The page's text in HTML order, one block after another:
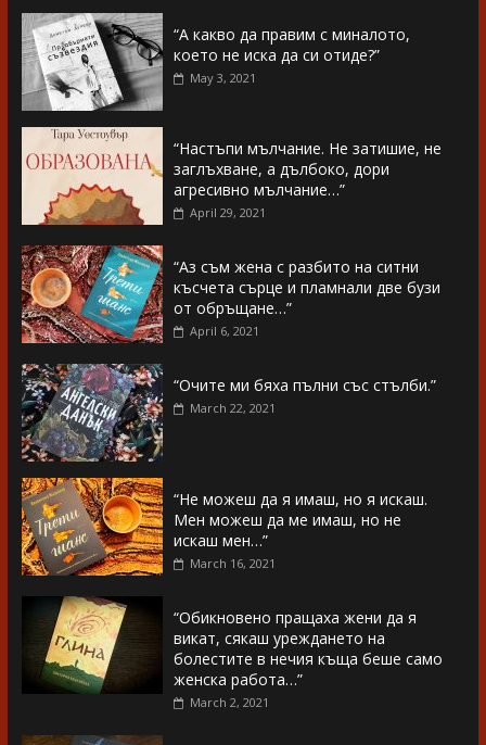
“А какво да правим с миналото,
което не иска да си отиде?”
May 3, 2021
“Настъпи мълчание. Не затишие, не
заглъхване, а дълбоко, дори
агресивно мълчание…”
April 29, 2021
“Аз съм жена с разбито на ситни
късчета сърце и пламнали две бузи
от обръщане…”
April 6, 2021
“Очите ми бяха пълни със стълби.”
March 22, 2021
“Не можеш да я имаш, но я искаш.
Мен можеш да ме имаш, но не
искаш мен…”
March 16, 2021
“Обикновено пращаха жени да я
викат, сякаш уреждането на
болестите в нечия къща беше само
женска работа…”
March 2, 2021